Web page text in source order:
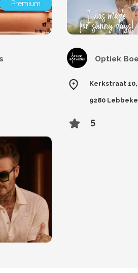
Premium
Kerkstraat 10,
9280 Lebbeke
5